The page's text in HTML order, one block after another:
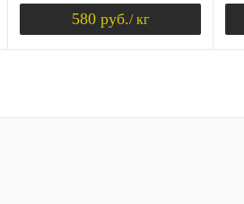
580 руб./ кг